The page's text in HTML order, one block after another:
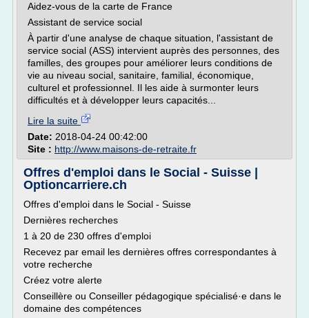
Aidez-vous de la carte de France
Assistant de service social
À partir d'une analyse de chaque situation, l'assistant de
service social (ASS) intervient auprès des personnes, des
familles, des groupes pour améliorer leurs conditions de
vie au niveau social, sanitaire, familial, économique,
culturel et professionnel. Il les aide à surmonter leurs
difficultés et à développer leurs capacités...
Lire la suite
Date: 2018-04-24 00:42:00
Site : http://www.maisons-de-retraite.fr
Offres d'emploi dans le Social - Suisse |
Optioncarriere.ch
Offres d'emploi dans le Social - Suisse
Dernières recherches
1 à 20 de 230 offres d'emploi
Recevez par email les dernières offres correspondantes à
votre recherche
Créez votre alerte
Conseillère ou Conseiller pédagogique spécialisé·e dans le
domaine des compétences